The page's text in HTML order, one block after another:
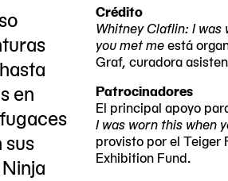
en
03-
27
08-
25
Crédito
Whitney Claflin: I was
you met meestá
Graf, curadora
Patrocinadores
El principal apoyo
I was worn this when
provisto por el Teiger
Exhibition Fund.